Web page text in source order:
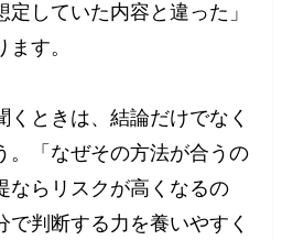
していた内容と違った」
す。
くときは、結論だけでなく
。「なぜその方法が合うの
ならリスクが高くなるの
で判断する力を養いやすく